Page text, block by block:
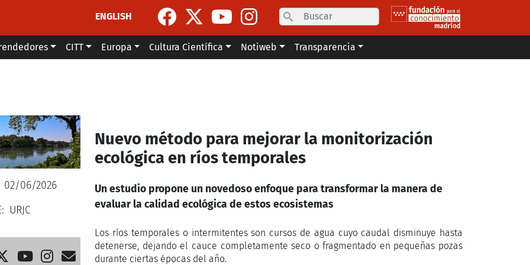
ENGLISH
Search
CITT Europa Cultura Científica Notiweb Transparencia
02/06/2026
URJC
Nuevo método para mejorar la monitorización
ecológica en ríos temporales
Un estudio propone un novedoso enfoque para transformar la manera de
evaluar la calidad ecológica de estos ecosistemas
Los ríos temporales o intermitentes son cursos de agua cuyo caudal disminuye hasta
detenerse, dejando el cauce completamente seco o fragmentado en pequeñas pozas
durante ciertas épocas del año.